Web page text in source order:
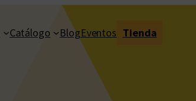
Catálogo BlogEventos Tienda